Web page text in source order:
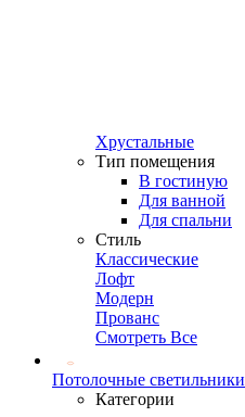
Хрустальные
Тип помещения
В гостиную
Для ванной
Для спальни
Стиль
Классические
Лофт
Модерн
Прованс
Смотреть Все
Потолочные светильники
Категории